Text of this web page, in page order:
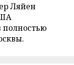
Ляйен
полностью